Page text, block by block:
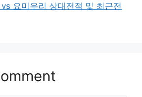
요미우리 상대전적 및 최근전